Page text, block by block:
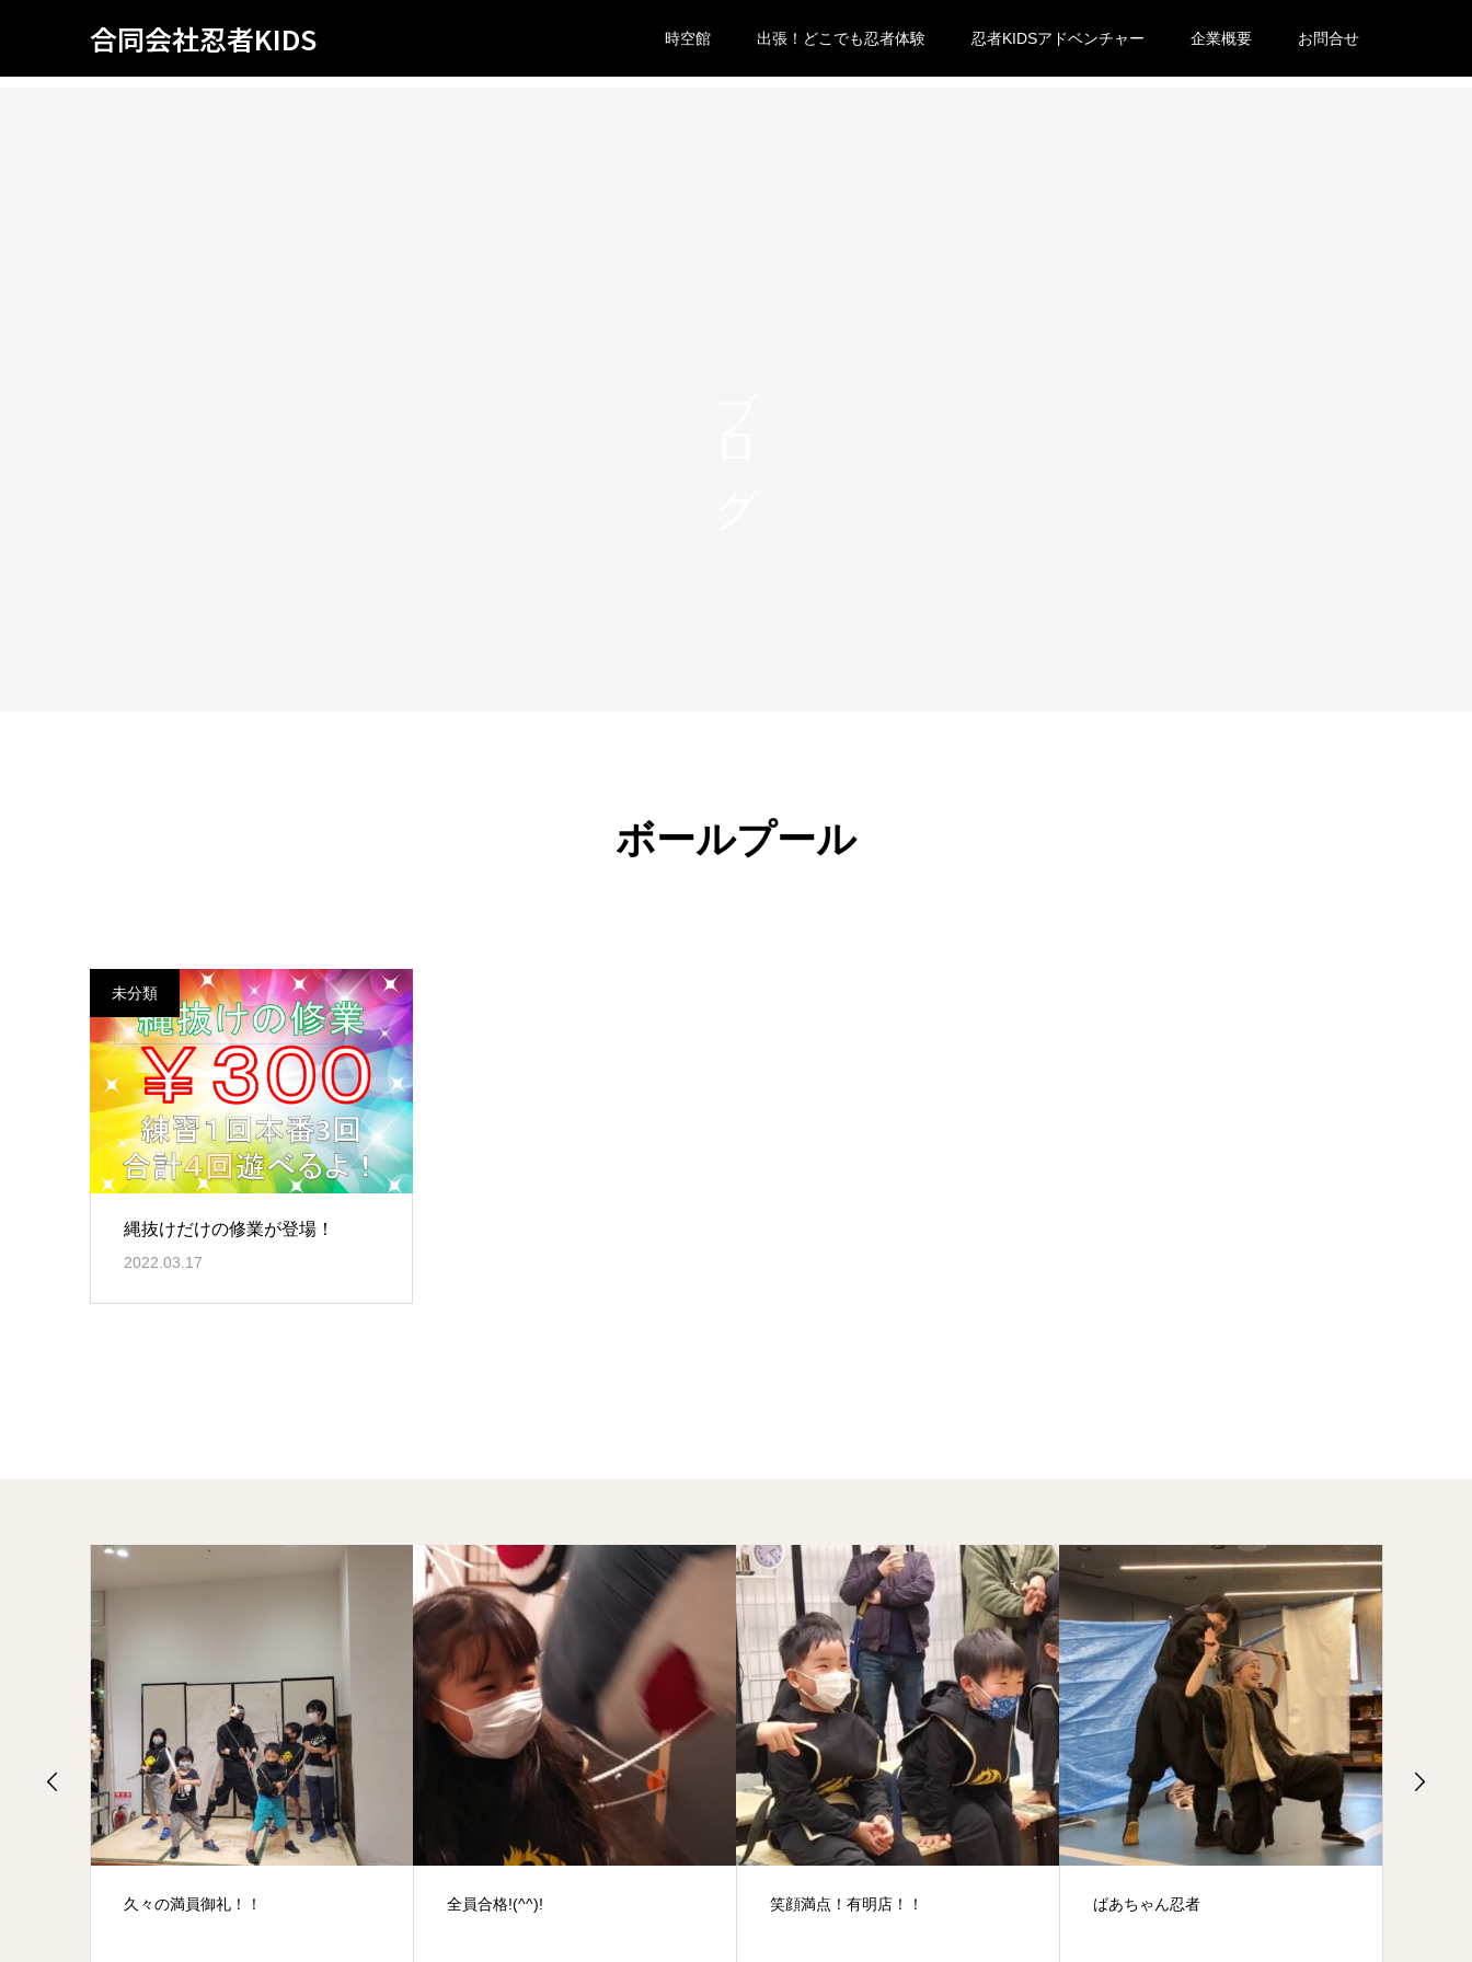
合同会社忍者KIDS 時空館 出張！どこでも忍者体験 忍者KIDSアドベンチャー 企業概要 お問合せ
ボールプール
未分類
縄抜けだけの修業が登場！
2022.03.17
久々の満員御礼！！ 笑顔満点！有明店！！